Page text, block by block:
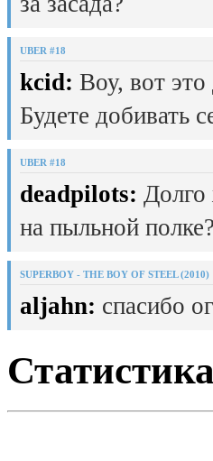
UBER #18
kcid: Воу, вот
Будете добивать
UBER #18
deadpilots:
на пыльной полке?
SUPERBOY - THE BOY OF STEEL (2010)
aljahn: спасибо
Статистика